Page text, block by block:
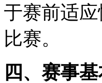
于赛前适
比赛。
四 、赛事